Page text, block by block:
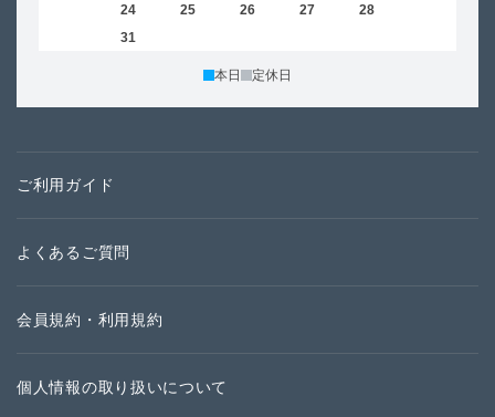
24 25 26 27 28
31
本日 定休日
ご利用ガイド
よくあるご質問
会員規約・利用規約
個人情報の取り扱いについて